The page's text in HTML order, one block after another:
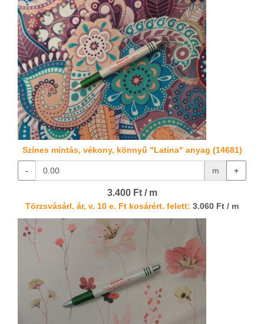
Színes mintás, vékony, könnyű "Latina" anyag (14681)
- m +
3.400 Ft / m
Törzsvásárl. ár, v. 10 e. Ft kosárért. felett: 3.060 Ft / m